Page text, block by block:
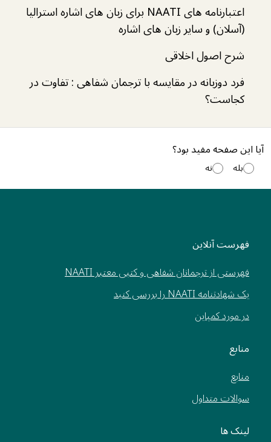
اعتبارنامه های NAATI برای زبان‌ های اشاره استرالیا
(آسلان) و سایر زبان‌ های اشاره
شرح اصول اخلاقی
فرد دوزبانه در مقایسه با ترجمان شفاهی : تفاوت در
کجاست؟
آیا این صفحه مفید بود؟
بله نه
فهرست آنلاین
فهرستی از ترجمانان شفاهی و کتبی معتبر NAATI
یک شهادتنامه NAATI را بررسی کنید
در مورد کمپاین
منابع
منابع
سوالات متداول
لینک ها